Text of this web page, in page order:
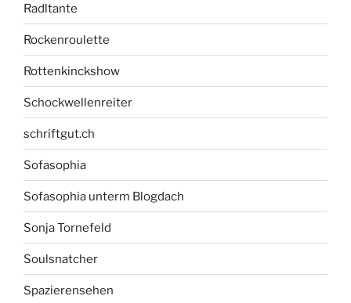
Radltante
Rockenroulette
Rottenkinckshow
Schockwellenreiter
schriftgut.ch
Sofasophia
Sofasophia unterm Blogdach
Sonja Tornefeld
Soulsnatcher
Spazierensehen